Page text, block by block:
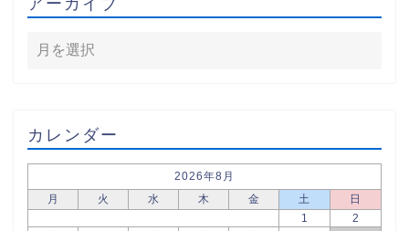
カレンダー
2026年8月
月
火 水 木 金 土
日
1
2